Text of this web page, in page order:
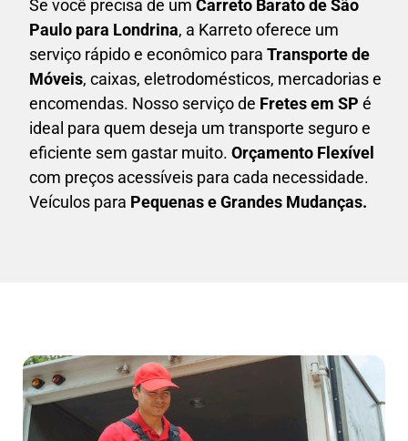
Se você precisa de um Carreto Baratode São
Paulo para Londrina, a Karreto oferece um
serviço rápido e econômico para Transporte de
Móveis, caixas, eletrodomésticos, mercadorias e
encomendas. Nosso serviço de Fretes em SP é
ideal para quem deseja um transporte seguro e
eficiente sem gastar muito. Orçamento Flexível
com preços acessíveis para cada necessidade.
Veículos para Pequenas e Grandes Mudanças.